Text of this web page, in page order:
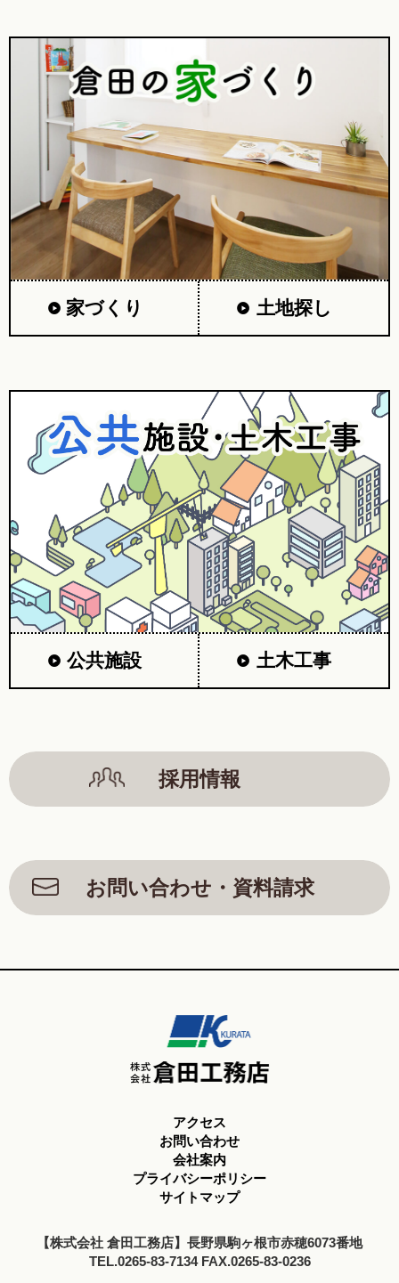
家づくり 土地探し
公共施設 土木工事
採用情報
お問い合わせ・資料請求
アクセス
お問い合わせ
会社案内
プライバシーポリシー
サイトマップ
【株式会社 倉田工務店】長野県駒ヶ根市赤穂6073番地
TEL.0265-83-7134 FAX.0265-83-0236